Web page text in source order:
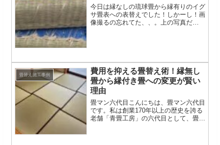
今日は縁なしの琉球畳から縁有りのイグ
サ畳表への表替えでした！しかーし！画
像撮るの忘れてた、、。上の写真だ
畳替え施工事例
費用を抑える畳替え術！縁無し
畳から縁付き畳への変更が賢い
理由
畳マン六代目こんにちは、畳マン六代目
です。私は創業170年以上の歴史を誇る
老舗「青畳工房」の六代目として、畳製